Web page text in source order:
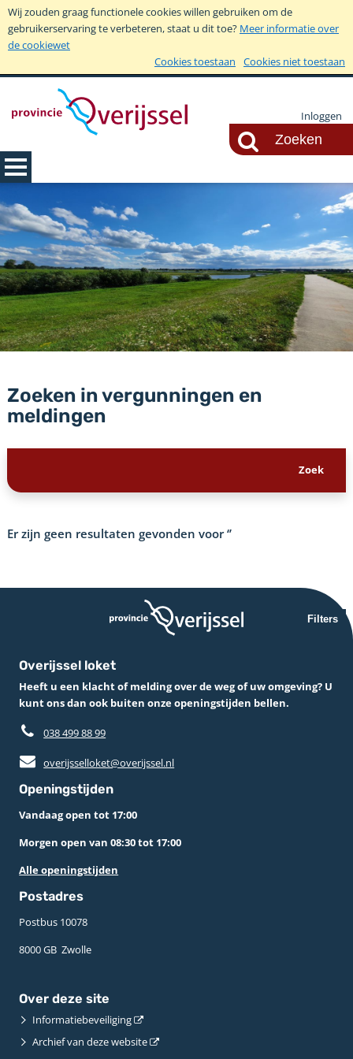
Wij zouden graag functionele cookies willen gebruiken om de
gebruikerservaring te verbeteren, staat u dit toe? Meer informatie over
de cookiewet
Cookies toestaan
Cookies niet toestaan
Inloggen
Zoeken in vergunningen en
meldingen
Er zijn geen resultaten gevonden voor‘’
Filters
Overijssel loket
Heeft u een klacht of melding over de weg of uw omgeving? U
kunt ons dan ook buiten onze openingstijden bellen.
038 499 88 99
overijsselloket@overijssel.nl
Openingstijden
Vandaag open tot 17:00
Morgen open van 08:30 tot 17:00
Alle openingstijden
Postadres
Postbus 10078 ­
8000 GB ­ Zwolle
Over deze site
Informatiebeveiliging
Archief van deze website